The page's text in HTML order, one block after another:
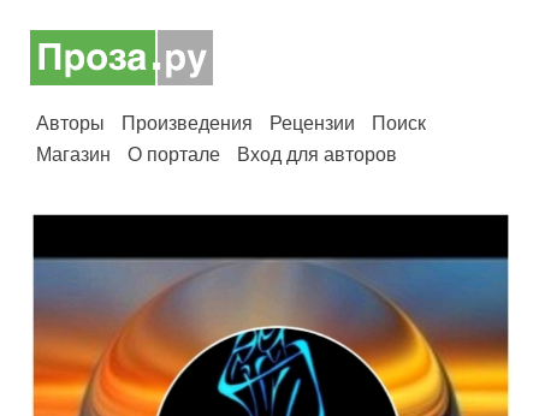
Авторы Произведения Рецензии
Поиск
Магазин
О портале Вход для авторов